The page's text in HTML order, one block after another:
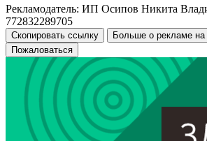
Рекламодатель: ИП Осипов Никита
772832289705
Скопировать ссылку
Больше о рекламе
Пожаловаться